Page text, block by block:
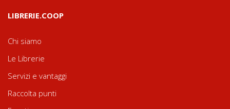
LIBRERIE.COOP
Chi siamo
Le Librerie
Servizi e vantaggi
Raccolta punti